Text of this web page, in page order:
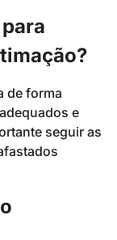
de forma
e
seguir as